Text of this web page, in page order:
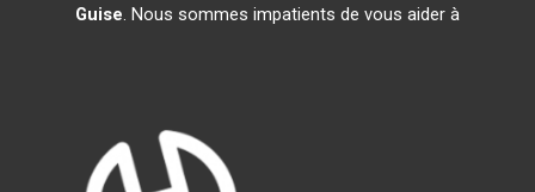
Guise. Nous sommes impatients de vous aider à